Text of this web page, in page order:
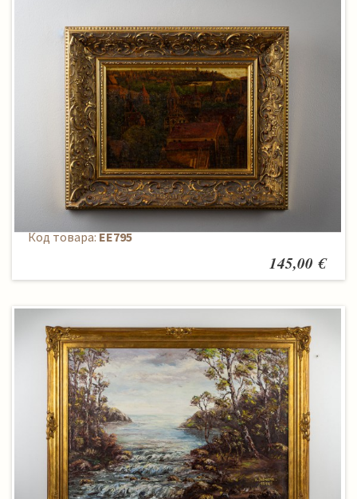
Paveikslas
Код товара:EE795
145,00 €